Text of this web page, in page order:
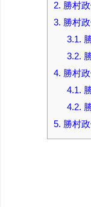
2. 勝村
3. 勝村
3.1.
3.2.
4. 勝村
4.1.
4.2.
5. 勝村